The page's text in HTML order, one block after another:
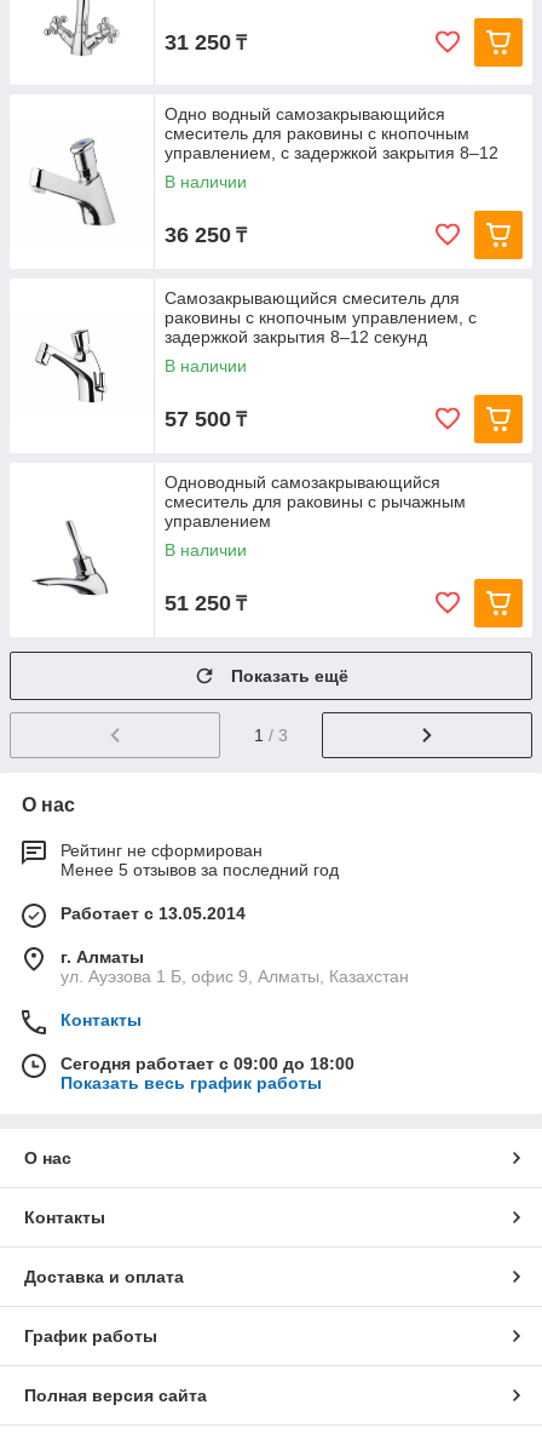
31 250 ₸
Одно водный самозакрывающийся
смеситель для раковины с кнопочным
управлением, с задержкой закрытия 8–12
секунд.
В наличии
36 250 ₸
Самозакрывающийся смеситель для
раковины с кнопочным управлением, с
задержкой закрытия 8–12 секунд
В наличии
57 500 ₸
Одноводный самозакрывающийся
смеситель для раковины с рычажным
управлением
В наличии
51 250 ₸
Показать ещё
1 / 3
О нас
Рейтинг не сформирован
Менее 5 отзывов за последний год
Работает с 13.05.2014
г. Алматы
ул. Ауэзова 1 Б, офис 9, Алматы, Казахстан
Контакты
Сегодня работает с 09:00 до 18:00
Показать весь график работы
О нас
Контакты
Доставка и оплата
График работы
Полная версия сайта